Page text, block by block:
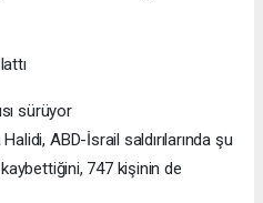
sürüyor
ABD-İsrail saldırılarında şu
747 kişinin de